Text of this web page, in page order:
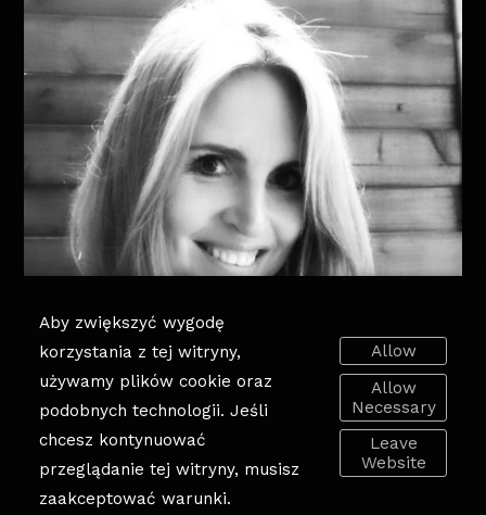
Aby zwiększyć wygodę
korzystania z tej witryny,
używamy plików cookie oraz
podobnych technologii. Jeśli
chcesz kontynuować
przeglądanie tej witryny, musisz
zaakceptować warunki.
Allow
Allow
Necessary
Leave
Website